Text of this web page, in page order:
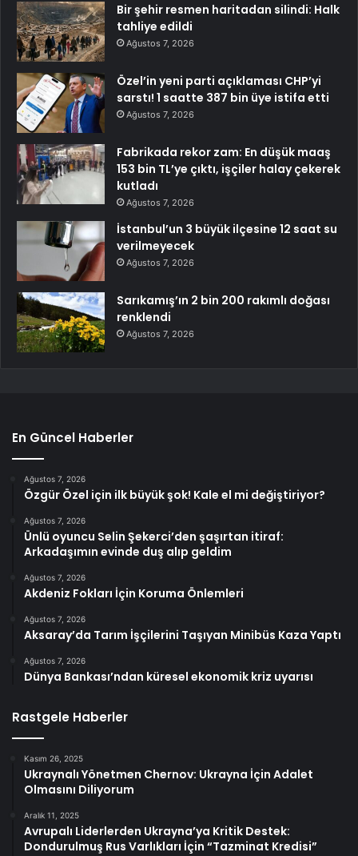
Bir şehir resmen haritadan silindi: Halk
tahliye edildi
Ağustos 7, 2026
Özel’in yeni parti açıklaması CHP’yi
sarstı! 1 saatte 387 bin üye istifa etti
Ağustos 7, 2026
Fabrikada rekor zam: En düşük maaş
153 bin TL’ye çıktı, işçiler halay çekerek
kutladı
Ağustos 7, 2026
İstanbul’un 3 büyük ilçesine 12 saat su
verilmeyecek
Ağustos 7, 2026
Sarıkamış’ın 2 bin 200 rakımlı doğası
renklendi
Ağustos 7, 2026
En Güncel Haberler
Ağustos 7, 2026
Özgür Özel için ilk büyük şok! Kale el mi değiştiriyor?
Ağustos 7, 2026
Ünlü oyuncu Selin Şekerci’den şaşırtan itiraf:
Arkadaşımın evinde duş alıp geldim
Ağustos 7, 2026
Akdeniz Fokları İçin Koruma Önlemleri
Ağustos 7, 2026
Aksaray’da Tarım İşçilerini Taşıyan Minibüs Kaza Yaptı
Ağustos 7, 2026
Dünya Bankası’ndan küresel ekonomik kriz uyarısı
Rastgele Haberler
Kasım 26, 2025
Ukraynalı Yönetmen Chernov: Ukrayna İçin Adalet
Olmasını Diliyorum
Aralık 11, 2025
Avrupalı Liderlerden Ukrayna’ya Kritik Destek:
Dondurulmuş Rus Varlıkları İçin “Tazminat Kredisi”